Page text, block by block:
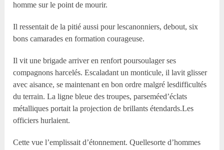
homme sur le point de mourir.
Il ressentait de la pitié aussi pour lescanonniers, debout, six
bons camarades en formation courageuse.
Il vit une brigade arriver en renfort poursoulager ses
compagnons harcelés. Escaladant un monticule, il lavit glisser
avec aisance, se maintenant en bon ordre malgré lesdifficultés
du terrain. La ligne bleue des troupes, parseméed’éclats
métalliques portait la projection de brillants étendards.Les
officiers hurlaient.
Cette vue l’emplissait d’étonnement. Quellesorte d’hommes